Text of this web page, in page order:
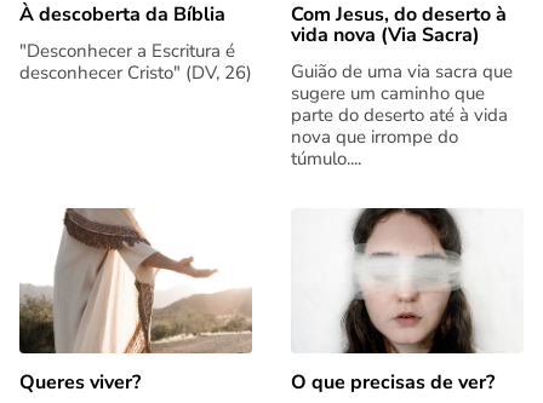
À descoberta da Bíblia
"Desconhecer a Escritura é
desconhecer Cristo" (DV, 26)
Com Jesus, do deserto à
vida nova (Via Sacra)
Guião de uma via sacra que
sugere um caminho que
parte do deserto até à vida
nova que irrompe do
túmulo....
Queres viver? O que precisas de ver?